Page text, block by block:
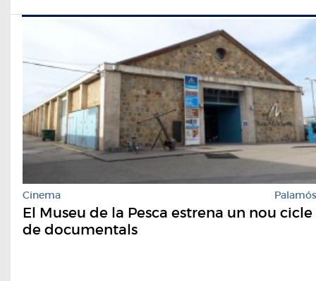
Cinema Palamós
El Museu de la Pesca estrena un nou cicle
de documentals